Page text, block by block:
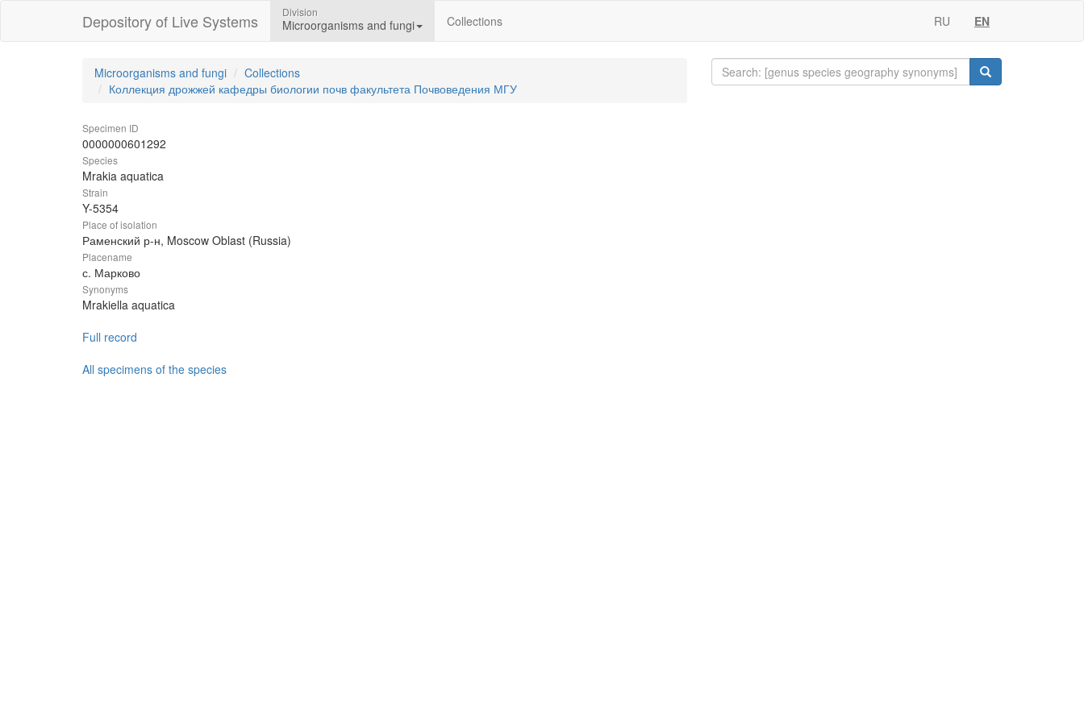
Depository of Live Systems Division
Microorganisms and fungi Collections RU EN
Microorganisms and fungi
Collections
Коллекция дрожжей кафедры биологии почв факультета Почвоведения МГУ
Specimen ID
0000000601292
Species
Mrakia aquatica
Strain
Y-5354
Place of isolation
Раменский р-н, Moscow Oblast (Russia)
Placename
с. Марково
Synonyms
Mrakiella aquatica
Full record
All specimens of the species